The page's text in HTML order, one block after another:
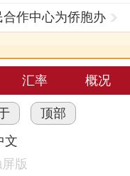
作中心为侨胞办
汇率 概况
顶部
文
版